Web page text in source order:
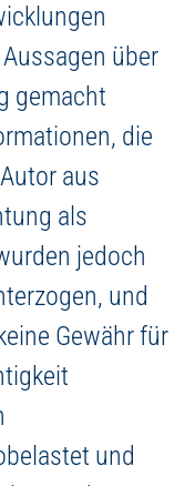
über
gemacht
die
aus
als
jedoch
und
Gewähr für
und